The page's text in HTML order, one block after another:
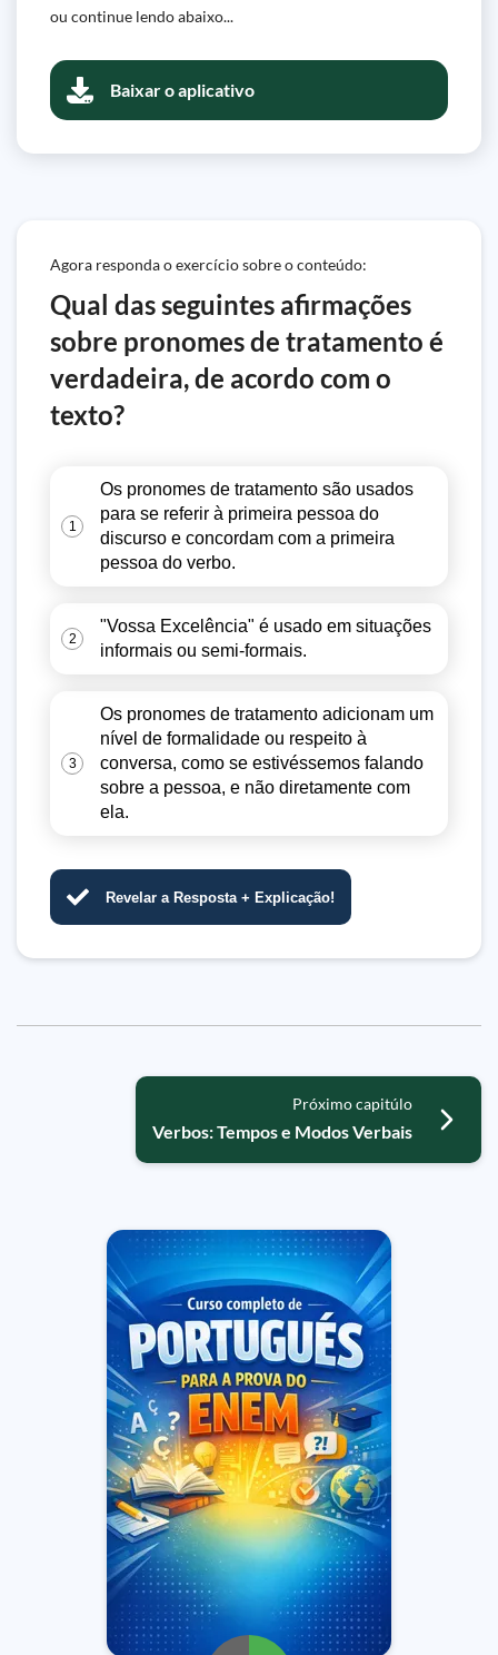
ou continue lendo abaixo...
Baixar o aplicativo
Agora responda o exercício sobre o conteúdo:
Qual das seguintes afirmações
sobre pronomes de tratamento é
verdadeira, de acordo com o
texto?
1
Os pronomes de tratamento são usados
para se referir à primeira pessoa do
discurso e concordam com a primeira
pessoa do verbo.
2
"Vossa Excelência" é usado em situações
informais ou semi-formais.
3
Os pronomes de tratamento adicionam um
nível de formalidade ou respeito à
conversa, como se estivéssemos falando
sobre a pessoa, e não diretamente com
ela.
Revelar a Resposta + Explicação!
Próximo capitúlo
Verbos: Tempos e Modos Verbais